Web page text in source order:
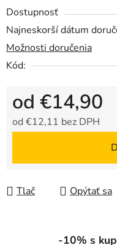
Dostupnosť
Najneskorší dátum
Možnosti doručenia
Kód:
od €14,90
od €12,11 bez DPH
Tlač Opýtať sa
-10% s